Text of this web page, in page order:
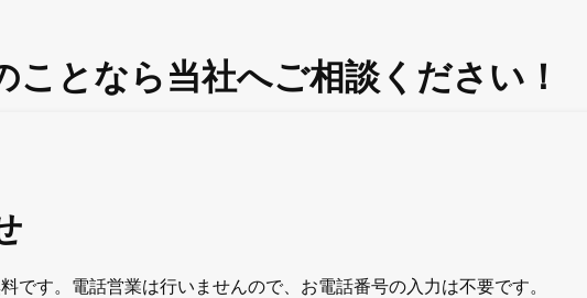
ことなら当社へご相談ください！
です。電話営業は行いませんので、お電話番号の入力は不要です。